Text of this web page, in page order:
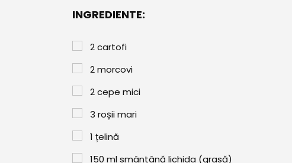
INGREDIENTE:
2cartofi
2morcovi
2cepe mici
3 roșii mari
1 țelină
150 mlsmântână lichida (grasă)